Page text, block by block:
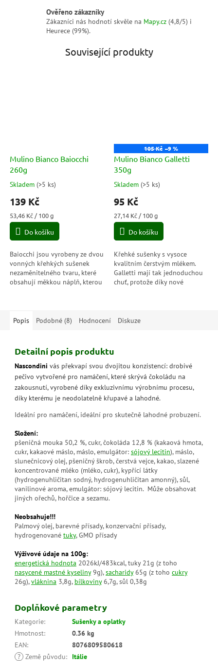
Ověřeno zákazníky
Zákazníci nás hodnotí skvěle na Mapy.cz (4,8/5) i
Heurece (99%).
Související produkty
Mulino Bianco Baiocchi
260g
Průměrné
hodnocení
produktu
je
5,0
5
hvězdiček.
Skladem (>5 ks)
139 Kč
Měrná
cena:
53,46 Kč / 100 g
Do košíku
Baiocchi jsou vyrobeny ze dvou
vonných křehkých sušenek
nezaměnitelného tvaru, které
obsahují měkkou náplň, kterou
105 Kč –9 %
Mulino Bianco Galletti
350g
Průměrné
hodnocení
produktu
je
5,0
5
hvězdiček.
Skladem (>5 ks)
95 Kč
Měrná
cena:
27,14 Kč / 100 g
Do košíku
Křehké sušenky s vysoce
kvalitním čerstvým mlékem.
Galletti mají tak jednoduchou
chuť, protože díky nové
Popis
Podobné (8) Hodnocení Diskuze
Detailní popis produktu
Nascondini vás překvapí svou dvojitou konzistencí: drobivé
pečivo vytvořené pro namáčení, které skrývá čokoládu na
zakousnutí, vyrobené díky exkluzivnímu výrobnímu procesu,
díky kterému je neodolatelně křupavé a lahodné.
Ideální pro namáčení, ideální pro skutečně lahodné probuzení.
Složení:
pšeničná mouka 50,2 %, cukr, čokoláda 12,8 % (kakaová hmota,
cukr, kakaové máslo, máslo, emulgátor: sójový lecitin), máslo,
slunečnicový olej, pšeničný škrob, čerstvá vejce, kakao, slazené
koncentrované mléko (mléko, cukr), kypřící látky
(hydrogenuhličitan sodný, hydrogenuhličitan amonný), sůl,
vanilinové aroma, emulgátor: sójový lecitin. Může obsahovat
jiných ořechů, hořčice a sezamu.
Neobsahuje!!!
Palmový olej, barevné přísady, konzervační přísady,
hydrogenované tuky, GMO přísady
Výživové údaje na 100g:
energetická hodnota 2026kJ/483kcal,tuky 21g (z toho
nasycené mastné kyseliny9g),sacharidy65g (z toho cukry
26g),vláknina 3,8g, bílkoviny6,7g, sůl 0,38g
Doplňkové parametry
Kategorie:
Sušenky a oplatky
Hmotnost:
0.36 kg
EAN:
8076809580618
? Země původu: Itálie